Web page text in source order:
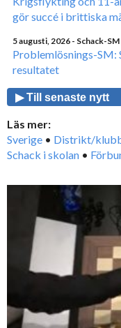
gör succé i brittiska
5 augusti, 2026 - Schack-SM
Problemlösnings-SM:
resultatet
▶ Till senaste nytt
Läs mer:
Sverige • Distrikt/
Schack i skolan •